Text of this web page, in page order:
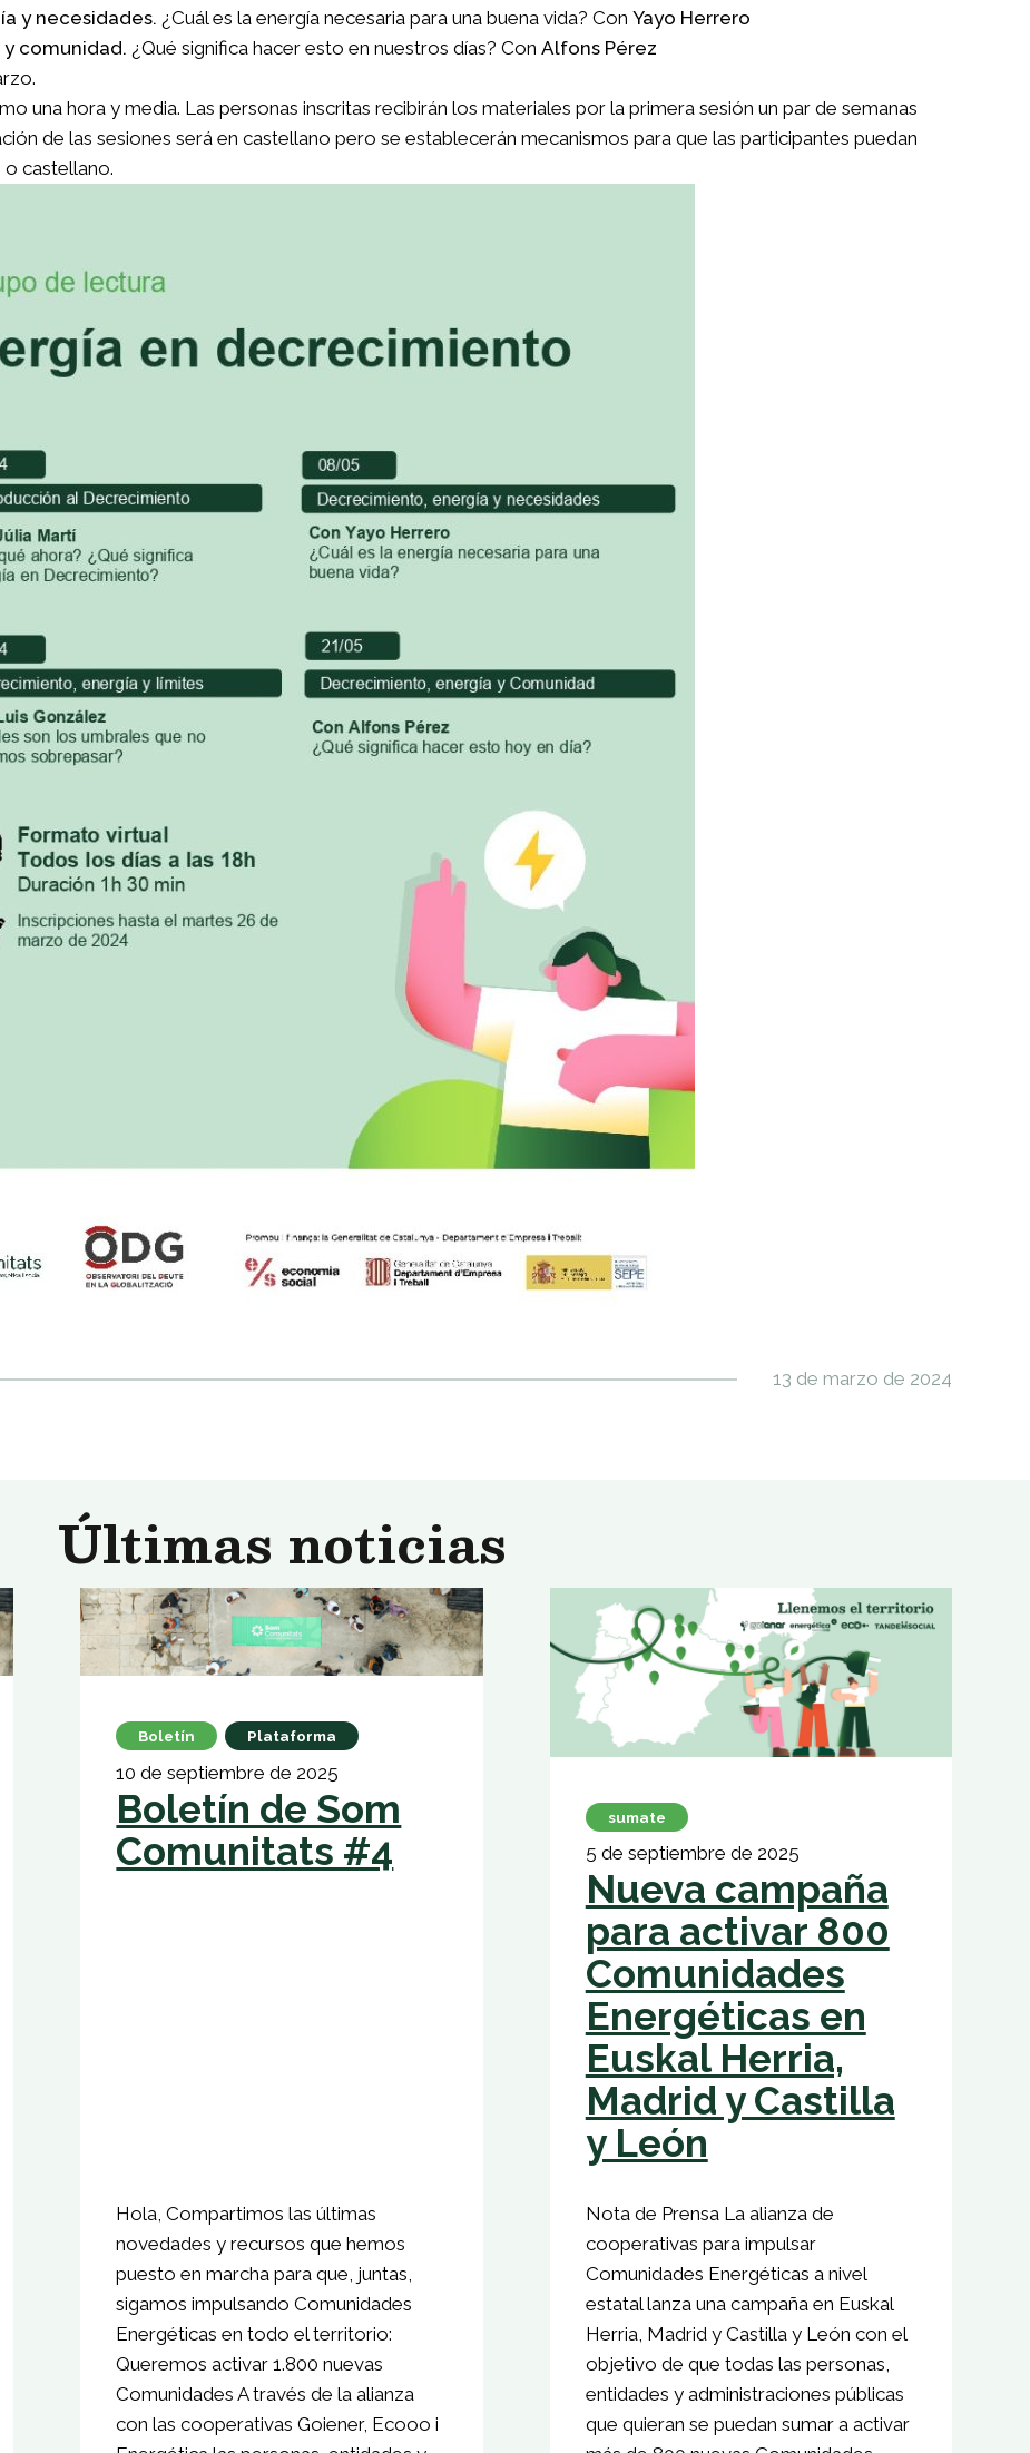
y necesidades. ¿Cuál es la energía necesaria para una buena vida? Con Yayo Herrero
comunidad. ¿Qué significa hacer esto en nuestros días? Con Alfons Pérez
una hora y media. Las personas inscritas recibirán los materiales por la primera sesión un par de semanas
de las sesiones será en castellano pero se establecerán mecanismos para que las participantes puedan
o castellano.
13 de marzo de 2024
Últimas noticias
Boletín Plataforma
10 de septiembre de 2025
Boletín de Som
Comunitats #4
Hola, Compartimos las últimas
novedades y recursos que hemos
puesto en marcha para que, juntas,
sigamos impulsando Comunidades
Energéticas en todo el territorio:
Queremos activar 1.800 nuevas
Comunidades A través de la alianza
con las cooperativas Goiener, Ecooo i
sumate
5 de septiembre de 2025
Nueva campaña
para activar 800
Comunidades
Energéticas en
Euskal Herria,
Madrid y Castilla
y León
Nota de Prensa La alianza de
cooperativas para impulsar
Comunidades Energéticas a nivel
estatal lanza una campaña en Euskal
Herria, Madrid y Castilla y León con el
objetivo de que todas las personas,
entidades y administraciones públicas
que quieran se puedan sumar a activar